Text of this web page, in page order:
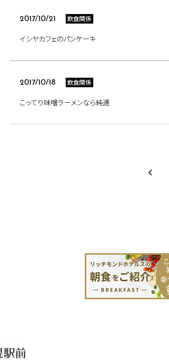
2017/10/21 飲食関係
イシヤカフェのパンケーキ
2017/10/18 飲食関係
こってり味噌ラーメンなら純連